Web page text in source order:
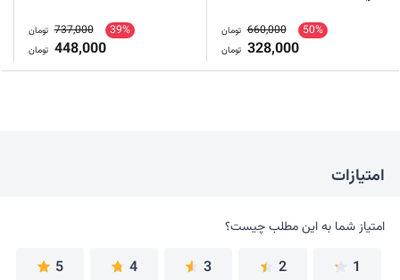
50%
660,000 تومان
328,000 تومان
39%
737,000 تومان
448,000 تومان
امتیازات
امتیاز شما به این مطلب چیست؟
امتیاز شما به این مطلب چیست؟
1
2
3
4
5